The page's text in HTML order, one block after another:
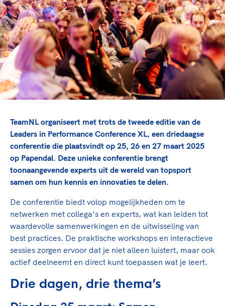
Sportonderzoek
Sportakkoord II
Game Changer
TeamNL kids
Olympische geschiedenis
Nieuwspagina
Columns
Sport gaat niet vanzelf
Sport verenigt. Op sportclubs, pleintjes, tijdens
een rondje fietsen, door samen te skaten of naar
de sportschool te gaan. Door samen te juichen
voor Sifan Hassan, Rico Verhoeven, Diede de
genieten van de karatewedstrijd van je dochter,
Veilige en integere sport
Diversiteit en inclusie
Gezonde sportomgeving
Duurzaamheid
Bekwaam sportkader
Vitale clubs en bestuurlijk kader
Clubacties
Handboek Wet- en Regelgeving
Opleidingen en trainingen
Ruimte voor sport
Clubondersteuning
Beroepskrachten
sportomgeving
TeamNL Academie Kalender
Kennisaanbod TeamNL Experts
TeamNL Sport Science Centre
Olympische Spelen LA28
Europese Spelen Istanbul 2027
Topsportbeleid
Topsportfinanciering
Maatschappelijke waarde topsport
Top teamsportcompetities
De TeamNL Academie
De TeamNL Academie biedt een leer- en
ontwikkelprogramma voor de volgende functies
binnen TeamNL programma's: experts, coaches,
bestuurders, (technisch) directeuren, managers en
toekomstig kader.
TeamNL organiseert met trots de tweede editie van de
Leaders in Performance Conference XL, een driedaagse
conferentie die plaatsvindt op 25, 26 en 27 maart 2025
op Papendal. Deze unieke conferentie brengt
toonaangevende experts uit de wereld van topsport
samen om hun kennis en innovaties te delen.
De conferentie biedt volop mogelijkheden om te
netwerken met collega’s en experts, wat kan leiden tot
waardevolle samenwerkingen en de uitwisseling van
best practices. De praktische workshops en interactieve
sessies zorgen ervoor dat je niet alleen luistert, maar ook
actief deelneemt en direct kunt toepassen wat je leert.
Drie dagen, drie thema’s